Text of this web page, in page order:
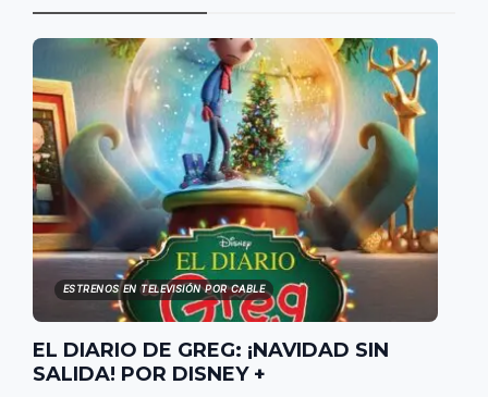
ESTRENOS EN TELEVISIÓN POR CABLE
EL DIARIO DE GREG: ¡NAVIDAD SIN
SALIDA! POR DISNEY +